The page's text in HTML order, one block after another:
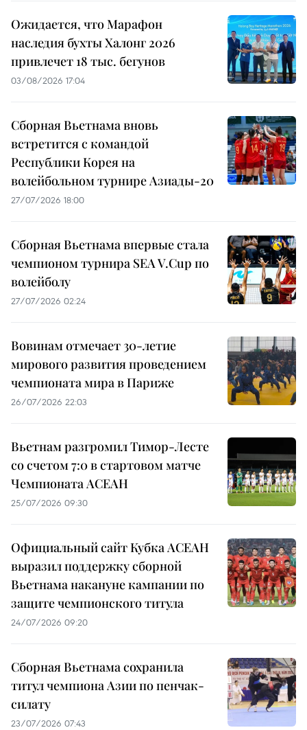
Ожидается, что Марафон
наследия бухты Халонг 2026
привлечет 18 тыс. бегунов
03/08/2026 17:04
Сборная Вьетнама вновь
встретится с командой
Республики Корея на
волейбольном турнире Азиады-20
27/07/2026 18:00
Сборная Вьетнама впервые стала
чемпионом турнира SEA V.Cup по
волейболу
27/07/2026 02:24
Вовинам отмечает 30-летие
мирового развития проведением
чемпионата мира в Париже
26/07/2026 22:03
Вьетнам разгромил Тимор-Лесте
со счетом 7:0 в стартовом матче
Чемпионата АСЕАН
25/07/2026 09:30
Официальный сайт Кубка АСЕАН
выразил поддержку сборной
Вьетнама накануне кампании по
защите чемпионского титула
24/07/2026 09:20
Сборная Вьетнама сохранила
титул чемпиона Азии по пенчак-
силату
23/07/2026 07:43